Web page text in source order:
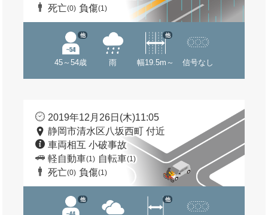
死亡(0) 負傷(1)
45～54歳
他
雨 幅19.5m～
他
信号なし
2019年12月26日(木)11:05
静岡市清水区八坂西町 付近
車両相互 小破事故
軽自動車(1) 自転車(1)
死亡(0) 負傷(1)
他 他